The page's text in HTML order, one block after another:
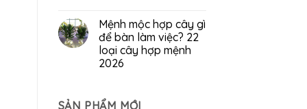
Mệnh mộc hợp cây gì
để bàn làm việc? 22
loại cây hợp mệnh
2026
SẢN PHẨM MỚI